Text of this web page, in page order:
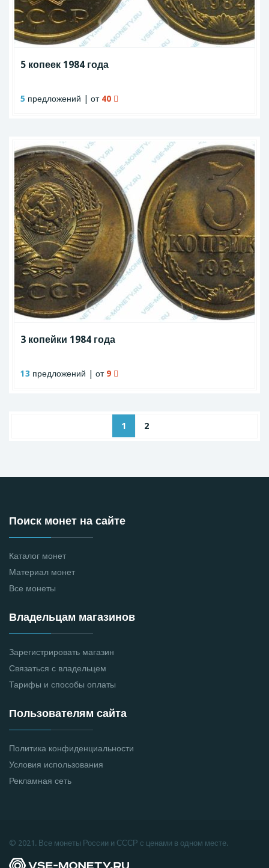
5 копеек 1984 года
5 предложений | от 40
3 копейки 1984 года
13 предложений | от 9
1 2
Поиск монет на сайте
Каталог монет
Материал монет
Все монеты
Владельцам магазинов
Зарегистрировать магазин
Связаться с владельцем
Тарифы и способы оплаты
Пользователям сайта
Политика конфиденциальности
Условия использования
Рекламная сеть
© 2021. Все монеты России и СССР с ценами в одном месте.